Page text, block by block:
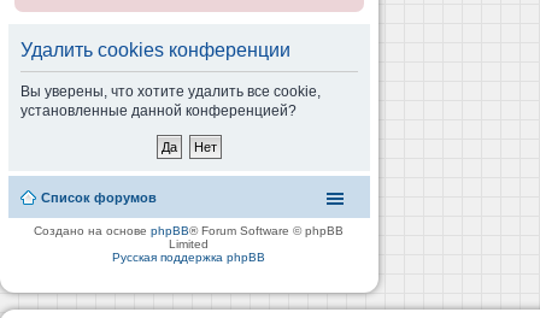
Удалить cookies конференции
Вы уверены, что хотите удалить все cookie,
установленные данной конференцией?
Список форумов
Создано на основеphpBB® Forum Software © phpBB
Limited
Русская поддержка phpBB